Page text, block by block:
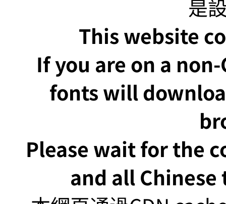
This website
If you are on a
fonts will
Please wait for the
and all